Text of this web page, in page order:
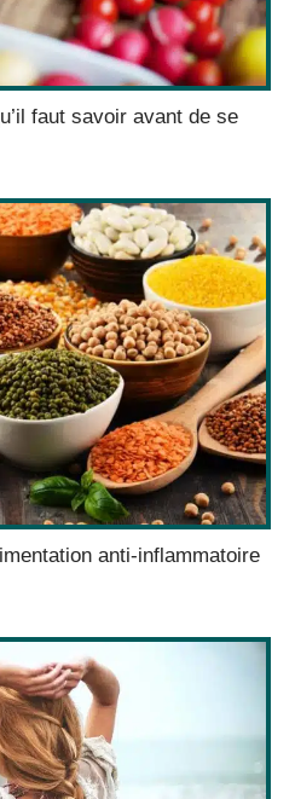
faut savoir avant de se
anti-inflammatoire